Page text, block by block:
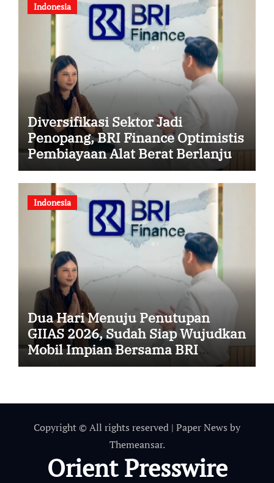
Indonesia
Diversifikasi Sektor Jadi
Penopang, BRI Finance Optimistis
Pembiayaan Alat Berat Berlanjut
hingga Akhir 2026
Indonesia
Dua Hari Menuju Penutupan
GIIAS 2026, Sudah Siap Wujudkan
Mobil Impian Bersama BRI
Finance Belum?
Copyright © All rights reserved | Paper News by
Themeansar.
Orient Presswire